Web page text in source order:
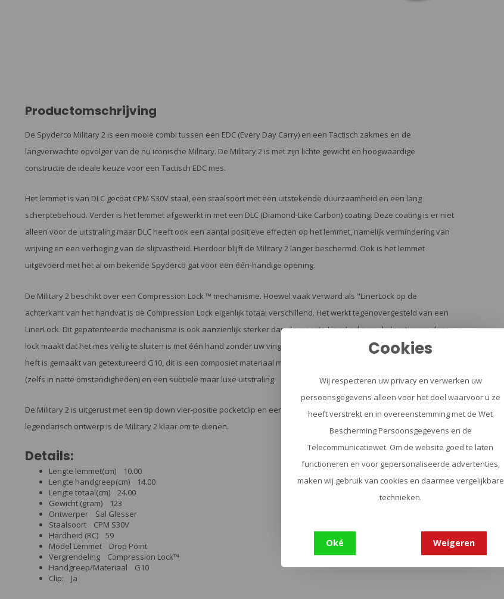
Productomschrijving
De Spyderco Military 2 is een mooie combi tussen een EDC (Every Day Carry) en een Tactisch zakmes en de
langverwachte opvolger van de nu iconische Military. De Military 2 is met zijn lichte gewicht en hoogwaardige
constructie de ideale keuze voor een Tactisch EDC mes.
Het lemmet is van DLC gecoat CPM S30V staal, een staalsoort met een uitstekende duurzaamheid en een lang
scherptebehoud. Verder is het lemmet afgewerkt in met een DLC (Diamond-Like Carbon) coating. Deze coating is er niet
alleen voor de uitstraling maar DLC heeft ook een aantal positieve effecten op het lemmet, namelijk vermindering van
wrijving en een verhoging van de slijtvastheid. Hierdoor blijft de Military 2 langer beschermd. Ook is het lemmet
uitgevoerd met het al om bekende Spyderco gat voor een één-handige opening.
De Military 2 beschikt over een Compression Lock ™ mechanisme. Hoewel vaak verward als "LinerLock op de
achterkant van het handvat is de Compression Lock eigenlijk totaal verschillend. Het werkt tegenovergesteld van een
LinerLock. Dit gepatenteerde mechanisme is ook aanzienlijk sterker dan de meeste LinerLocks en de locatie van deze
lock maakt dat het mes veilig te sluiten is met één hand zonder uw vingers in de weg van het snijvlak te leggen. Het
heft is gemaakt van getextureerd G10, dit is een composiet materiaal met uitstekende slijtvastheid, een stevige grip
(zelfs in natte omstandigheden) en een subtiele maar luxe uitstraling.
De Military 2 is uitgerust met een tip down vier-positie pocketclip en een koordoog. Als trotse opvolger van een
legendarisch ontwerp is de Military 2 klaar om te dienen.
Details:
Lengte lemmet(cm) 10.00
Lengte handgreep(cm) 14.00
Lengte totaal(cm) 24.00
Gewicht (gram) 123
Ontwerper Sal Glesser
Staalsoort CPM S30V
Hardheid (RC) 59
Model Lemmet Drop Point
Vergrendeling Compression Lock™
Handgreep/Materiaal G10
Clip: Ja
Cookies
Wij respecteren uw privacy en verwerken uw
persoonsgegevens alleen voor het doel waarvoor u ze
heeft verstrekt en in overeenstemming met de Wet
Bescherming Persoonsgegevens en de
Telecommunicatiewet. Om de website goed te laten
functioneren en voor gepersonaliseerde advertenties,
maken wij gebruik van cookies en daarmee vergelijkbare
technieken.
Oké Weigeren